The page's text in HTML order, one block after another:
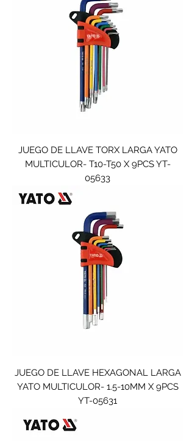
JUEGO DE LLAVE TORX LARGA YATO
MULTICULOR- T10-T50 X 9PCS YT-
05633
JUEGO DE LLAVE HEXAGONAL LARGA
YATO MULTICULOR- 1.5-10MM X 9PCS
YT-05631